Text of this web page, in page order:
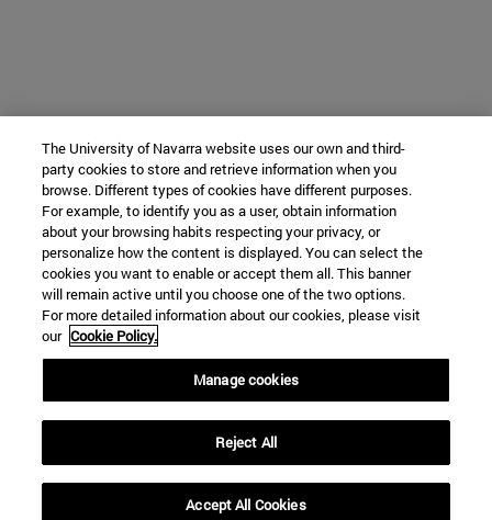
The University of Navarra website uses our own and third-
party cookies to store and retrieve information when you
browse. Different types of cookies have different purposes.
For example, to identify you as a user, obtain information
about your browsing habits respecting your privacy, or
personalize how the content is displayed. You can select the
cookies you want to enable or accept them all. This banner
will remain active until you choose one of the two options.
For more detailed information about our cookies, please visit
our Cookie Policy.
Manage cookies
Reject All
Accept All Cookies